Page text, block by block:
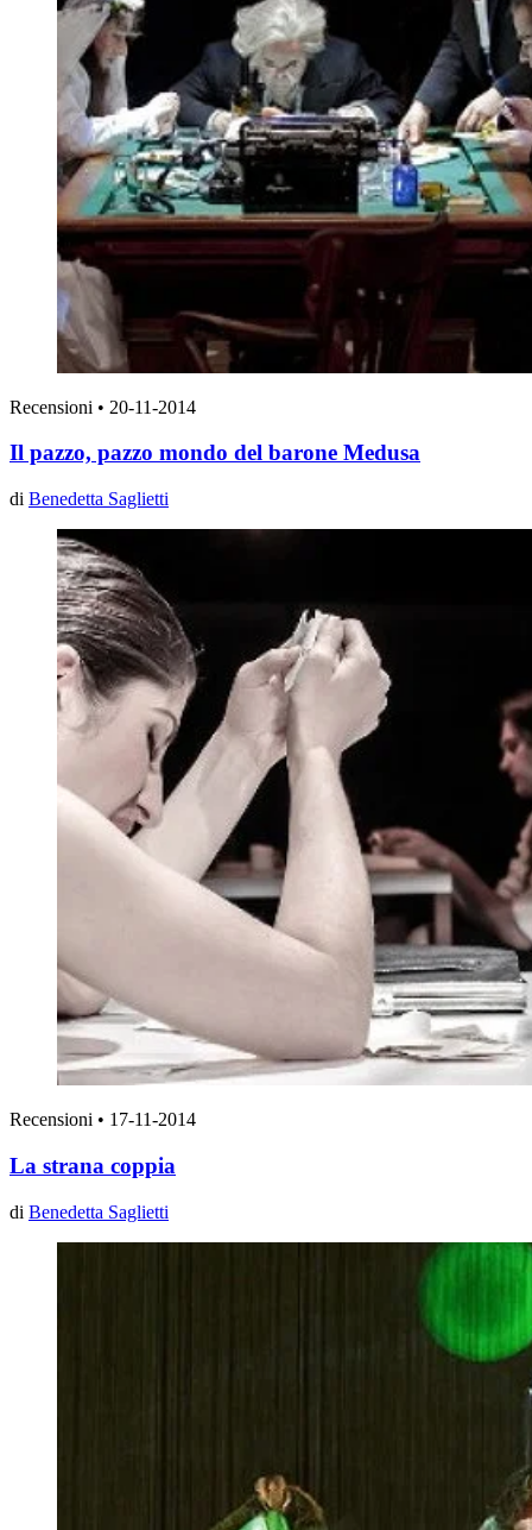
Recensioni • 20-11-2014
Il pazzo, pazzo mondo del barone Medusa
di Benedetta Saglietti
Recensioni • 17-11-2014
La strana coppia
di Benedetta Saglietti